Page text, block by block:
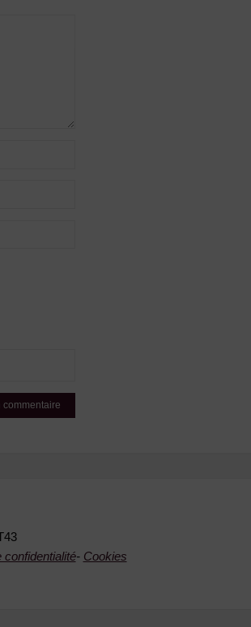
- Cookies